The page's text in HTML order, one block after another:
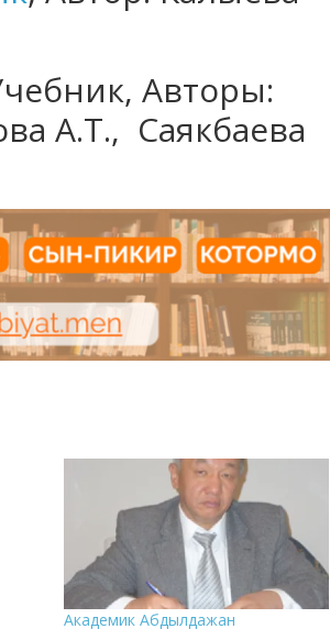
Авторы:
А.Т., Саякбаева
Академик Абдылдажан